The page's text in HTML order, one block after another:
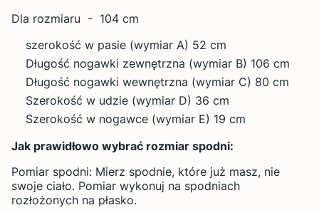
Dla rozmiaru - 104 cm
szerokość w pasie (wymiar A) 52 cm
Długość nogawki zewnętrzna (wymiar B) 106 cm
Długość nogawki wewnętrzna (wymiar C) 80 cm
Szerokość w udzie (wymiar D) 36 cm
Szerokość w nogawce (wymiar E) 19 cm
Jak prawidłowo wybrać rozmiar spodni:
Pomiar spodni: Mierz spodnie, które już masz, nie
swoje ciało. Pomiar wykonuj na spodniach
rozłożonych na płasko.